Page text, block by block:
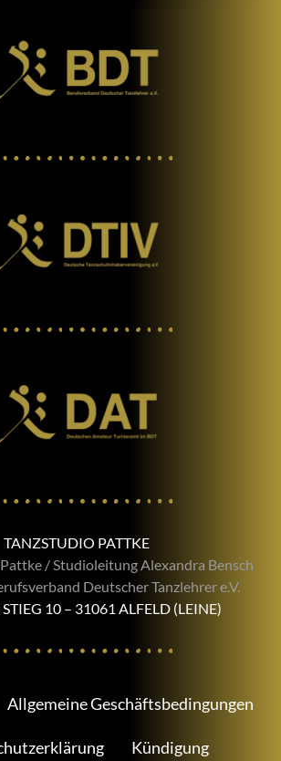
TANZSTUDIO PATTKE
/ Studioleitung Alexandra Bensch
Deutscher Tanzlehrer e.V.
10 – 31061 ALFELD (LEINE)
Allgemeine Geschäftsbedingungen
Kündigung